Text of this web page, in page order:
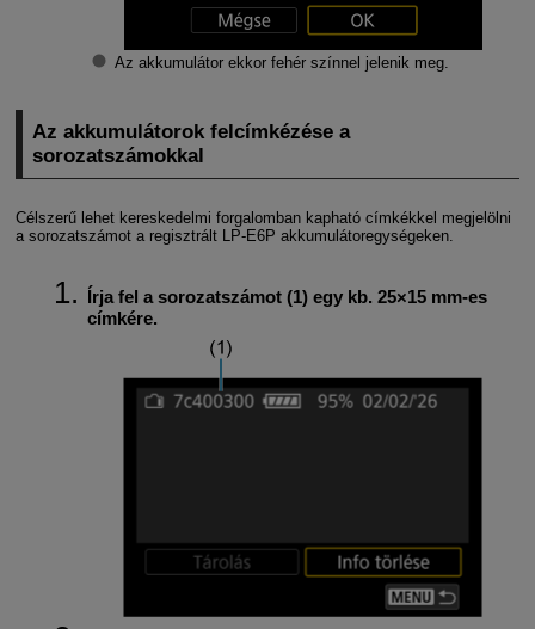
Az akkumulátor ekkor fehér színnel jelenik meg.
Az akkumulátorok felcímkézése a
sorozatszámokkal
Célszerű lehet kereskedelmi forgalomban kapható címkékkel megjelölni
a sorozatszámot a regisztrált LP-E6P akkumulátoregységeken.
Írja fel a sorozatszámot (1) egy kb. 25×15 mm-es
címkére.